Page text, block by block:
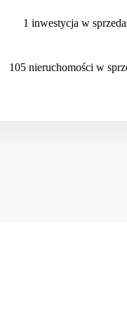
1 inwestycja w
105 nieruchomości w